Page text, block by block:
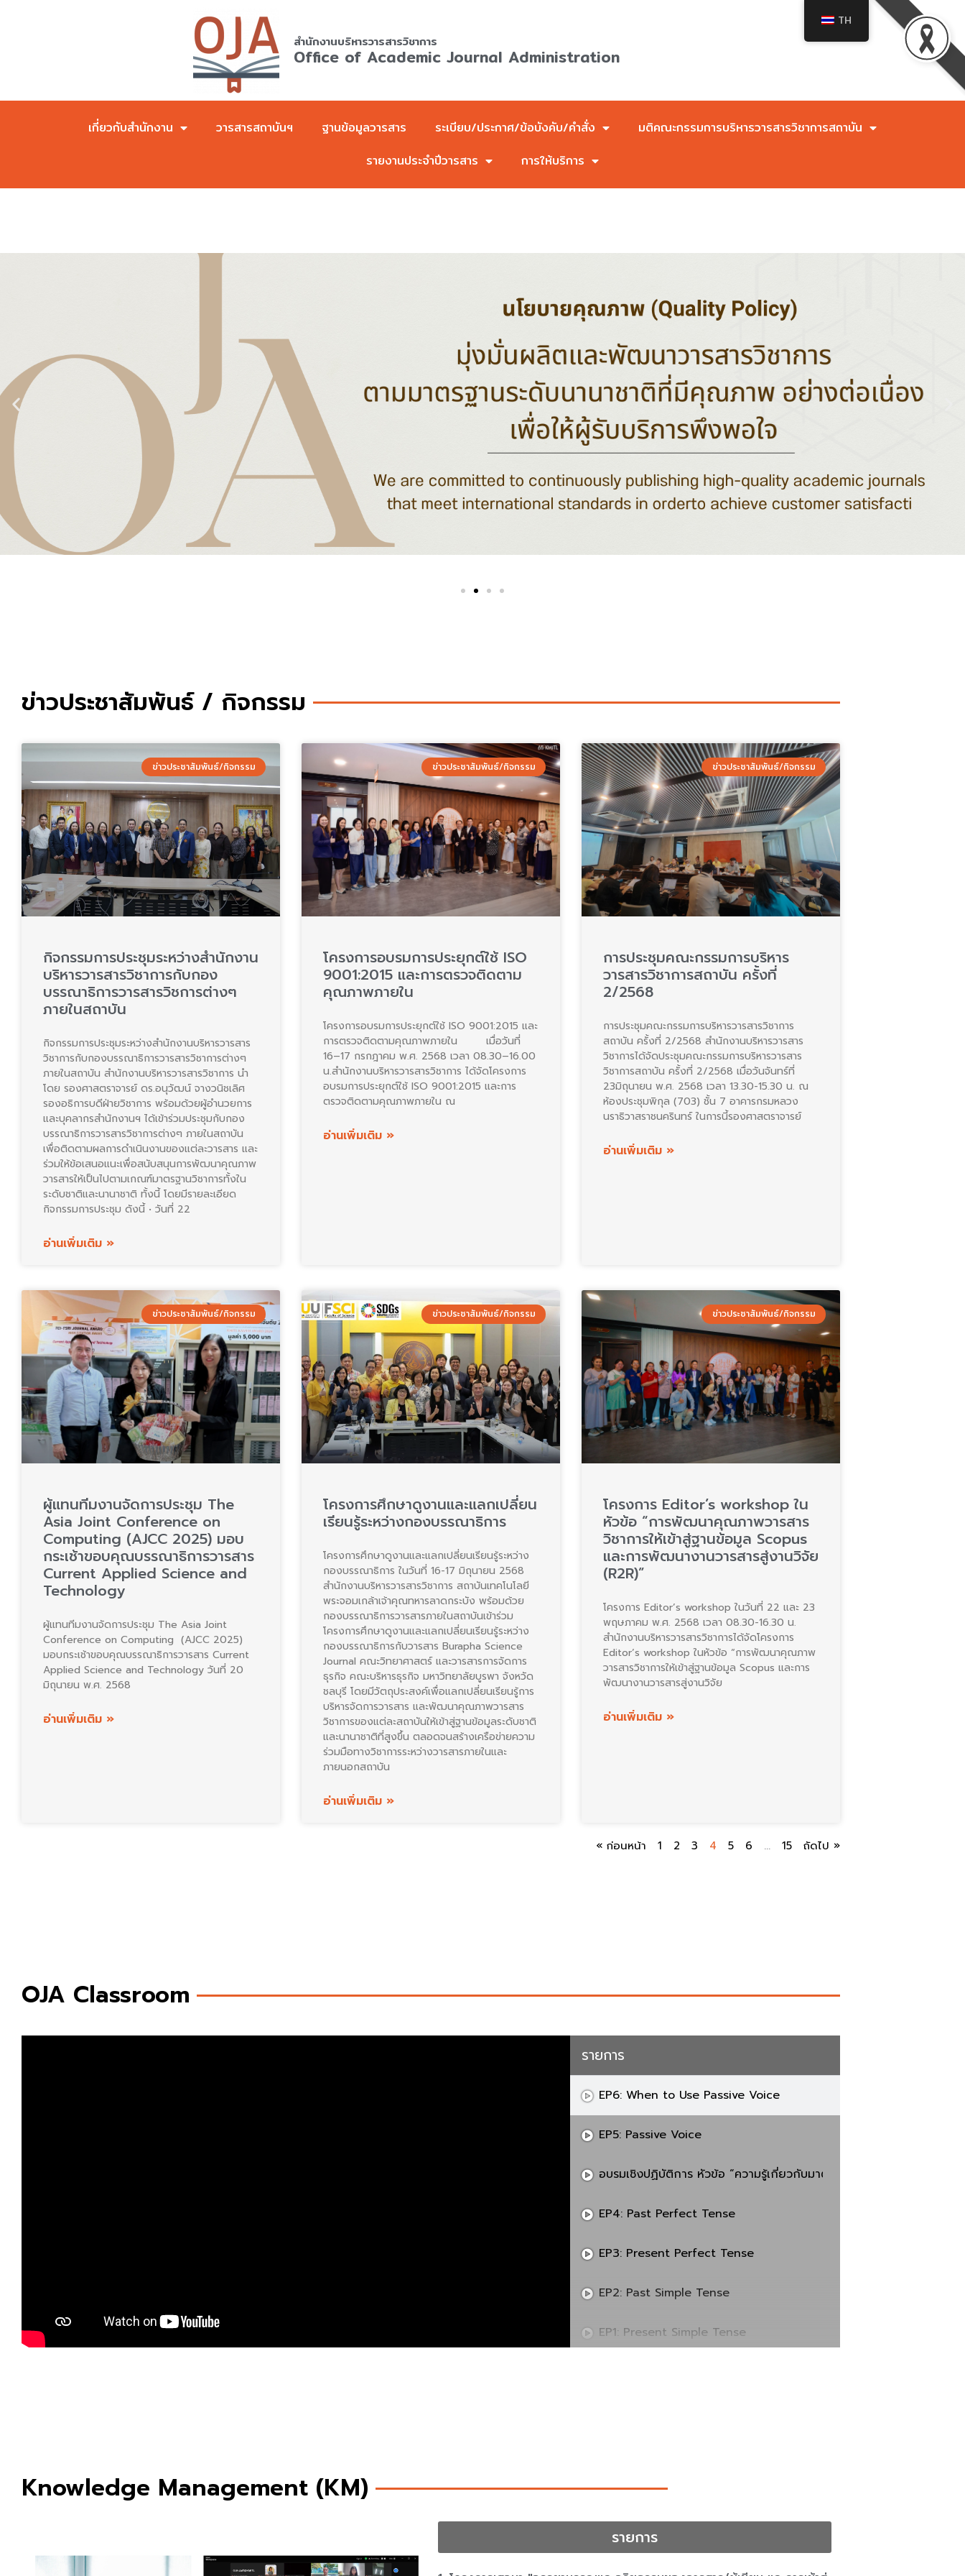
สำนักงานบริหารวารสารวิชาการ
Office of Academic Journal Administration
เกี่ยวกับสำนักงาน วารสารสถาบันฯ ฐานข้อมูลวารสาร ระเบียบ/ประกาศ/ข้อบังคับ/คำสั่ง
มติคณะกรรมการบริหารวารสารวิชาการสถาบัน
รายงานประจำปีวารสาร
การให้บริการ
ข่าวประชาสัมพันธ์ / กิจกรรม
ข่าวประชาสัมพันธ์/กิจกรรม
กิจกรรมการประชุมระหว่างสำนักงาน
บริหารวารสารวิชาการกับกอง
บรรณาธิการวารสารวิชการต่างๆ
ภายในสถาบัน
กิจกรรมการประชุมระหว่างสำนักงานบริหารวารสาร
วิชาการกับกองบรรณาธิการวารสารวิชาการต่างๆ
ภายในสถาบัน สำนักงานบริหารวารสารวิชาการ นำ
โดย รองศาสตราจารย์ ดร.อนุวัฒน์ จางวนิชเลิศ
รองอธิการบดีฝ่ายวิชาการ พร้อมด้วยผู้อำนวยการ
และบุคลากรสำนักงานฯ ได้เข้าร่วมประชุมกับกอง
บรรณาธิการวารสารวิชาการต่างๆ ภายในสถาบัน
เพื่อติดตามผลการดำเนินงานของแต่ละวารสาร และ
ร่วมให้ข้อเสนอแนะเพื่อสนับสนุนการพัฒนาคุณภาพ
วารสารให้เป็นไปตามเกณฑ์มาตรฐานวิชาการทั้งใน
ระดับชาติและนานาชาติ ทั้งนี้ โดยมีรายละเอียด
กิจกรรมการประชุม ดังนี้ • วันที่ 22
อ่านเพิ่มเติม »
ข่าวประชาสัมพันธ์/กิจกรรม
โครงการอบรมการประยุกต์ใช้ ISO
9001:2015 และการตรวจติดตาม
คุณภาพภายใน
โครงการอบรมการประยุกต์ใช้ ISO 9001:2015 และ
การตรวจติดตามคุณภาพภายใน เมื่อวันที่
16–17 กรกฎาคม พ.ศ. 2568 เวลา 08.30–16.00
น.สำนักงานบริหารวารสารวิชาการ ได้จัดโครงการ
อบรมการประยุกต์ใช้ ISO 9001:2015 และการ
ตรวจติดตามคุณภาพภายใน ณ
อ่านเพิ่มเติม »
ข่าวประชาสัมพันธ์/กิจกรรม
การประชุมคณะกรรมการบริหาร
วารสารวิชาการสถาบัน ครั้งที่
2/2568
การประชุมคณะกรรมการบริหารวารสารวิชาการ
สถาบัน ครั้งที่ 2/2568 สำนักงานบริหารวารสาร
วิชาการได้จัดประชุมคณะกรรมการบริหารวารสาร
วิชาการสถาบัน ครั้งที่ 2/2568 เมื่อวันจันทร์ที่
23มิถุนายน พ.ศ. 2568 เวลา 13.30-15.30 น. ณ
ห้องประชุมพิกุล (703) ชั้น 7 อาคารกรมหลวง
นราธิวาสราชนครินทร์ ในการนี้รองศาสตราจารย์
อ่านเพิ่มเติม »
ข่าวประชาสัมพันธ์/กิจกรรม
ผู้แทนทีมงานจัดการประชุม The
Asia Joint Conference on
Computing (AJCC 2025) มอบ
กระเช้าขอบคุณบรรณาธิการวารสาร
Current Applied Science and
Technology
ผู้แทนทีมงานจัดการประชุม The Asia Joint
Conference on Computing (AJCC 2025)
มอบกระเช้าขอบคุณบรรณาธิการวารสาร Current
Applied Science and Technology วันที่ 20
มิถุนายน พ.ศ. 2568
อ่านเพิ่มเติม »
ข่าวประชาสัมพันธ์/กิจกรรม
โครงการศึกษาดูงานและแลกเปลี่ยน
เรียนรู้ระหว่างกองบรรณาธิการ
โครงการศึกษาดูงานและแลกเปลี่ยนเรียนรู้ระหว่าง
กองบรรณาธิการ ในวันที่ 16-17 มิถุนายน 2568
สำนักงานบริหารวารสารวิชาการ สถาบันเทคโนโลยี
พระจอมเกล้าเจ้าคุณทหารลาดกระบัง พร้อมด้วย
กองบรรณาธิการวารสารภายในสถาบันเข้าร่วม
โครงการศึกษาดูงานและแลกเปลี่ยนเรียนรู้ระหว่าง
กองบรรณาธิการกับวารสาร Burapha Science
Journal คณะวิทยาศาสตร์ และวารสารการจัดการ
ธุรกิจ คณะบริหารธุรกิจ มหาวิทยาลัยบูรพา จังหวัด
ชลบุรี โดยมีวัตถุประสงค์เพื่อแลกเปลี่ยนเรียนรู้การ
บริหารจัดการวารสาร และพัฒนาคุณภาพวารสาร
วิชาการของแต่ละสถาบันให้เข้าสู่ฐานข้อมูลระดับชาติ
และนานาชาติที่สูงขึ้น ตลอดจนสร้างเครือข่ายความ
ร่วมมือทางวิชาการระหว่างวารสารภายในและ
ภายนอกสถาบัน
อ่านเพิ่มเติม »
ข่าวประชาสัมพันธ์/กิจกรรม
โครงการ Editor’s workshop ใน
หัวข้อ “การพัฒนาคุณภาพวารสาร
วิชาการให้เข้าสู่ฐานข้อมูล Scopus
และการพัฒนางานวารสารสู่งานวิจัย
(R2R)”
โครงการ Editor’s workshop ในวันที่ 22 และ 23
พฤษภาคม พ.ศ. 2568 เวลา 08.30-16.30 น.
สำนักงานบริหารวารสารวิชาการได้จัดโครงการ
Editor’s workshop ในหัวข้อ “การพัฒนาคุณภาพ
วารสารวิชาการให้เข้าสู่ฐานข้อมูล Scopus และการ
พัฒนางานวารสารสู่งานวิจัย
อ่านเพิ่มเติม »
« ก่อนหน้า
P
a
g
e
1
P
a
g
e
2
P
a
g
e
3
P
a
g
e
4
P
a
g
e
5
P
a
g
e
6 …
P
a
g
e
15 ถัดไป »
OJA Classroom
รายการ
EP6: When to Use Passive Voice
EP5: Passive Voice
อบรมเชิงปฏิบัติการ หัวข้อ “ความรู้เกี่ยวกับมาตรฐานระบบบริหารงานคุณภ
EP4: Past Perfect Tense
EP3: Present Perfect Tense
EP2: Past Simple Tense
EP1: Present Simple Tense
Knowledge Management (KM)
รายการ
TH